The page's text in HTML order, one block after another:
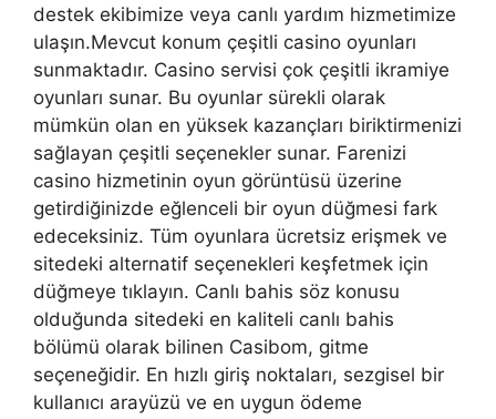
destek ekibimize veya canlı yardım hizmetimize
ulaşın.Mevcut konum çeşitli casino oyunları
sunmaktadır. Casino servisi çok çeşitli ikramiye
oyunları sunar. Bu oyunlar sürekli olarak
mümkün olan en yüksek kazançları biriktirmenizi
sağlayan çeşitli seçenekler sunar. Farenizi
casino hizmetinin oyun görüntüsü üzerine
getirdiğinizde eğlenceli bir oyun düğmesi fark
edeceksiniz. Tüm oyunlara ücretsiz erişmek ve
sitedeki alternatif seçenekleri keşfetmek için
düğmeye tıklayın. Canlı bahis söz konusu
olduğunda sitedeki en kaliteli canlı bahis
bölümü olarak bilinen Casibom, gitme
seçeneğidir. En hızlı giriş noktaları, sezgisel bir
kullanıcı arayüzü ve en uygun ödeme